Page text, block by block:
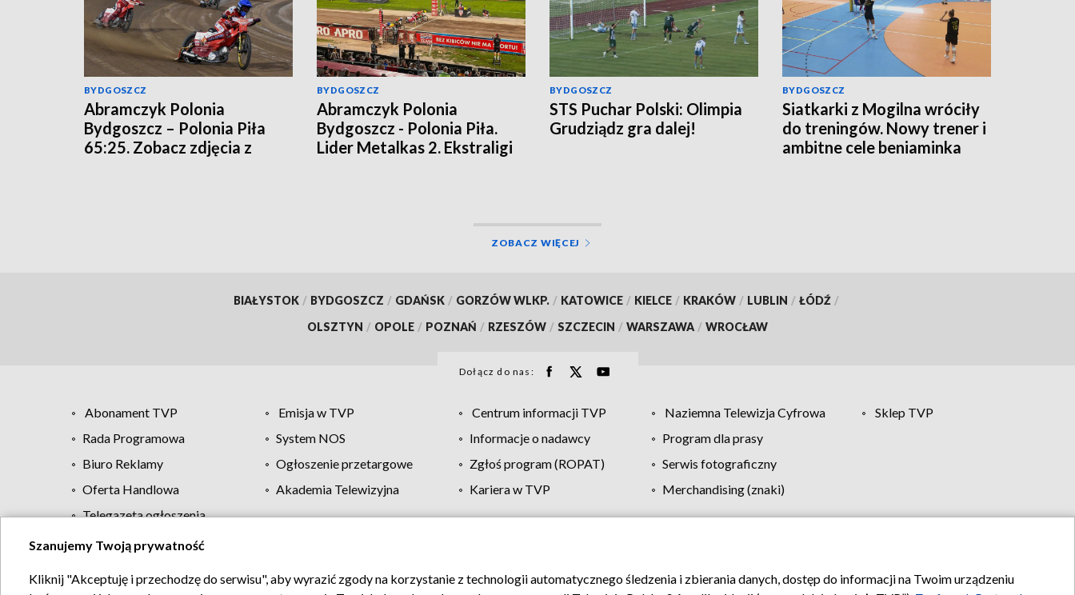
BYDGOSZCZ
Abramczyk Polonia
Bydgoszcz – Polonia Piła
65:25. Zobacz zdjęcia z
BYDGOSZCZ
Abramczyk Polonia
Bydgoszcz - Polonia Piła.
Lider Metalkas 2. Ekstraligi
BYDGOSZCZ
STS Puchar Polski: Olimpia
Grudziądz gra dalej!
BYDGOSZCZ
Siatkarki z Mogilna wróciły
do treningów. Nowy trener i
ambitne cele beniaminka
ZOBACZ WIĘCEJ
BIAŁYSTOK / BYDGOSZCZ / GDAŃSK / GORZÓW WLKP. / KATOWICE / KIELCE / KRAKÓW / LUBLIN / ŁÓDŹ /
OLSZTYN / OPOLE / POZNAŃ / RZESZÓW / SZCZECIN / WARSZAWA / WROCŁAW
Dołącz do nas:
Abonament TVP Emisja w TVP Centrum informacji TVP Naziemna Telewizja Cyfrowa
Sklep TVP
Rada Programowa
System NOS Informacje o nadawcy
Program dla prasy
Biuro Reklamy
Ogłoszenie przetargowe Zgłoś program (ROPAT)
Serwis fotograficzny
Oferta Handlowa
Akademia Telewizyjna Kariera w TVP
Merchandising (znaki)
Telegazeta ogłoszenia
Regulamin TVP Polityka prywatności Moje zgody Pomoc Biuro reklamy Kontakt
Szanujemy Twoją prywatność
Kliknij "Akceptuję i przechodzę do serwisu", aby wyrazić zgody na korzystanie z technologii automatycznego śledzenia i zbierania danych, dostęp do informacji na Twoim urządzeniu